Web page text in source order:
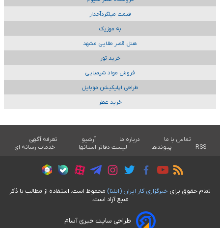
قیمت میلگردآجدار
به موزیک
هتل قصر طلایی مشهد
خرید تور
فروش مواد شیمیایی
طراحی اپلیکیشن موبایل
خرید عطر
تماس با ما درباره ما آرشیو
تعرفه آگهی
RSS
پیوندها لیست دفاتر استانها خدمات رسانه ای
تمام حقوق برای خبرگزاری کار ايران (ايلنا) محفوظ است. استفاده از مطالب با ذکر
منبع آزاد است.
طراحی سایت خبری آسام